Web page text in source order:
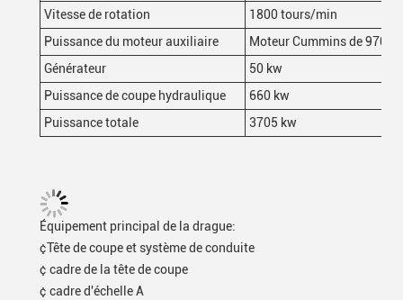
Vitesse de rotation
1800 tours/min
Puissance du moteur auxiliaire
Moteur Cummins de 970
Générateur
50 kw
Puissance de coupe hydraulique
660 kw
Puissance totale
3705 kw
Équipement principal de la drague:
¢Tête de coupe et système de conduite
¢ cadre de la tête de coupe
¢ cadre d'échelle A